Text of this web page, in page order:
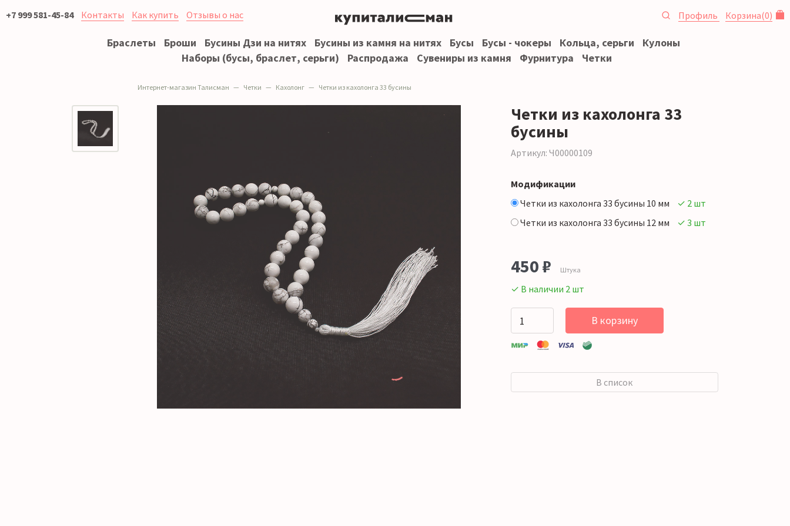
+7 999 581-45-84 Контакты Как купить Отзывы о нас Профиль Корзина(0)
Браслеты Броши Бусины Дзи на нитях Бусины из камня на нитях Бусы Бусы - чокеры Кольца, серьги
Кулоны
Наборы (бусы, браслет, серьги)
Распродажа Сувениры из камня Фурнитура Четки
Интернет-магазин Талисман Четки Кахолонг Четки из кахолонга 33 бусины
Четки из кахолонга 33
бусины
Артикул: Ч00000109
Модификации
Четки из кахолонга 33 бусины 10 мм
✓ 2 шт
Четки из кахолонга 33 бусины 12 мм
✓ 3 шт
450₽ Штука
✓ В наличии 2 шт
В корзину
В список